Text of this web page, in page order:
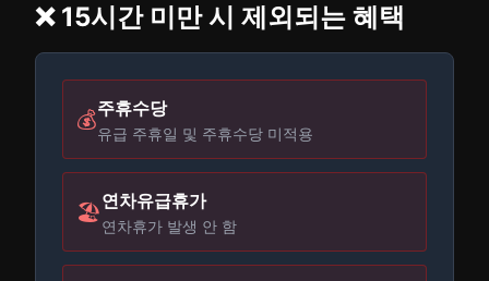
❌ 15시간 미만 시 제외되는 혜택
💰주휴수당
유급 주휴일 및 주휴수당 미적용
🏖️연차유급휴가
연차휴가 발생 안 함